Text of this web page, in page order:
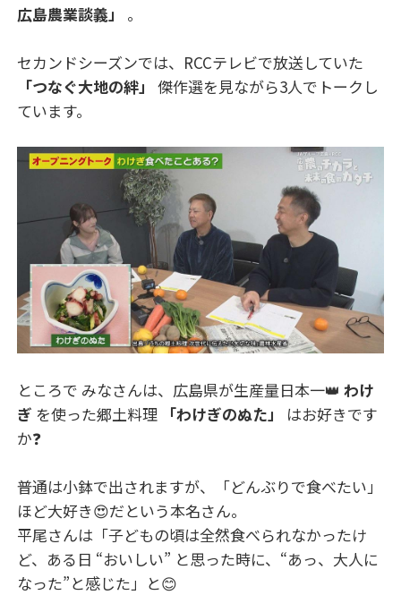
広島農業談義」
。
セカンドシーズンでは、RCCテレビで放送していた
「つなぐ大地の絆」 傑作選を見ながら3人でトークし
ています。
ところで みなさんは、広島県が生産量日本一👑わけ
ぎ を使った郷土料理 「わけぎのぬた」
はお好きです
か❓
普通は小鉢で出されますが、「どんぶりで食べたい」
ほど大好き😍だという本名さん。
平尾さんは「子どもの頃は全然食べられなかったけ
ど、ある日 “おいしい” と思った時に、“あっ、大人に
なった”と感じた」と😊